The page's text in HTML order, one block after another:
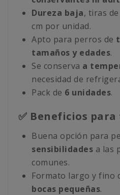
Dureza baja, tiras
cm por unidad.
Apto para perros de
tamaños y edades.
Se conserva a
necesidad de
Pack de 6 unidades.
✅ Beneficios
Buena opción para
sensibilidades a las
comunes.
Formato largo y fino
bocas pequeñas.